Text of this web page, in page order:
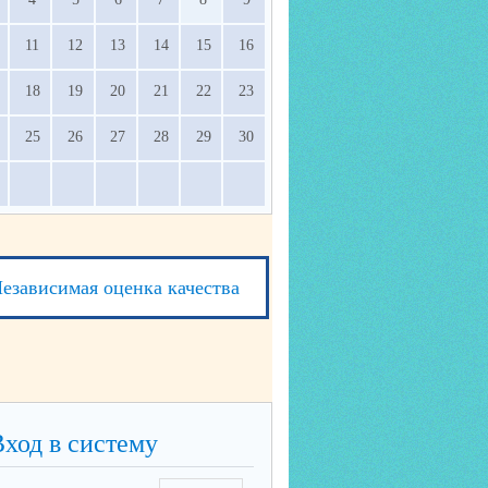
11 12 13 14 15 16
18 19 20 21 22 23
25 26 27 28 29 30
оценка качества
в систему